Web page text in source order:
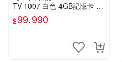
TV 1007 白色 4GB記憶卡 PS
3手把(白) 書盒完整 【台中恐
龍電玩】
$99,990